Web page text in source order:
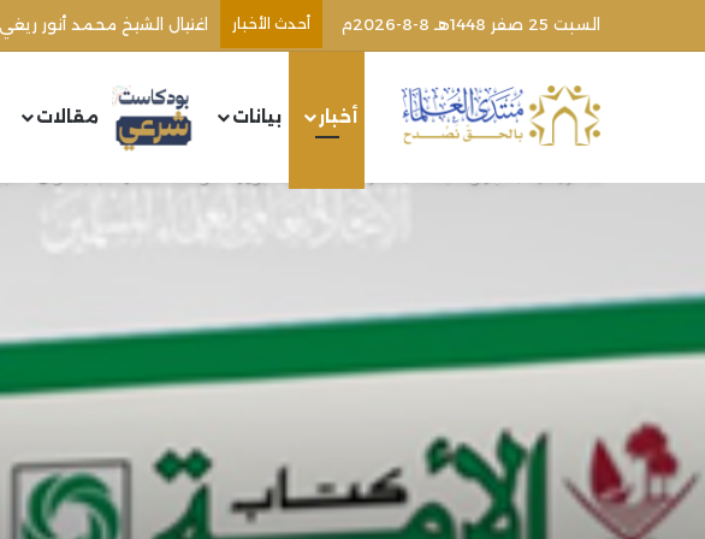
السبت 25 صفر 1448هـ 8-8-2026م أحدث الأخبار
أخبار بيانات مقالات